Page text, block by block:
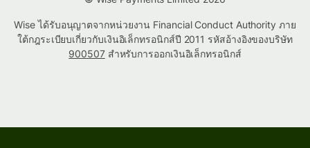
Wise ได้รับอนุญาตจากหน่วยงาน Financial Conduct Authority ภาย
ใต้กฎระเบียบเกี่ยวกับเงินอิเล็กทรอนิกส์ปี 2011 รหัสอ้างอิงของบริษัท
900507สำหรับการออกเงินอิเล็กทรอนิกส์